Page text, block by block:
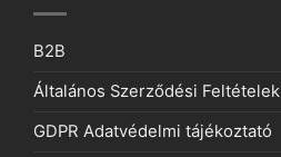
B2B
Általános Szerződési Feltételek
GDPR Adatvédelmi tájékoztató